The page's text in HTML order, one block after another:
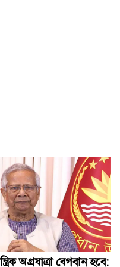
দোয়া অনুষ্ঠিত
আনসার ও টিডিপি
হয়ে একজনের মৃত্যু
অগ্রযাত্রা বেগবান হবে: